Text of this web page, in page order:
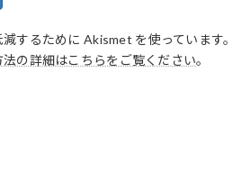
するために Akismet を使っています。
の詳細はこちらをご覧ください。